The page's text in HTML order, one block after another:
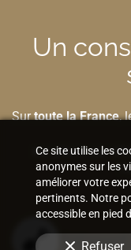
Un
Surtoute la France,
sur place,sur site
Ce site utilise les
anonymes sur les
améliorer votre
pertinents. Notre
accessible en pied
Refuser